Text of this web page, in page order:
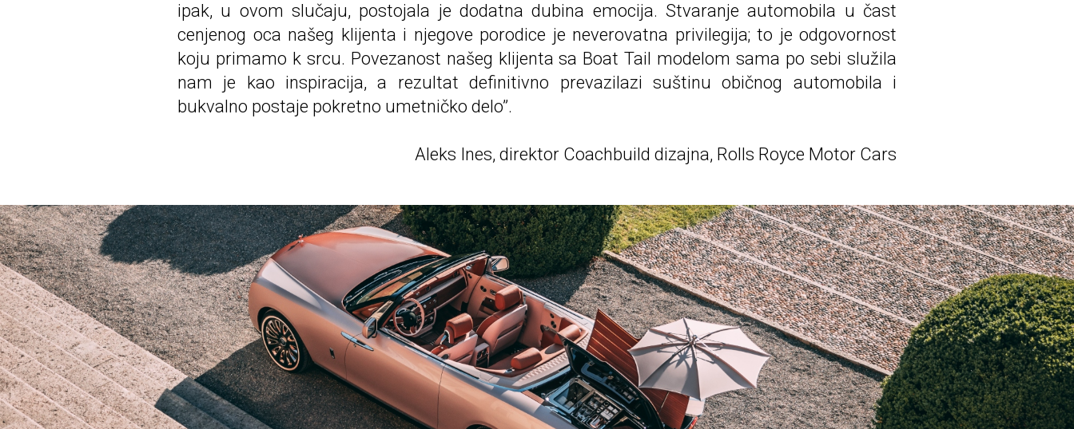
ipak, u ovom slučaju, postojala je dodatna dubina emocija. Stvaranje automobila u čast
cenjenog oca našeg klijenta i njegove porodice je neverovatna privilegija; to je odgovornost
koju primamo k srcu. Povezanost našeg klijenta sa Boat Tail modelom sama po sebi služila
nam je kao inspiracija, a rezultat definitivno prevazilazi suštinu običnog automobila i
bukvalno postaje pokretno umetničko delo”.
Aleks Ines, direktor Coachbuild dizajna, Rolls Royce Motor Cars